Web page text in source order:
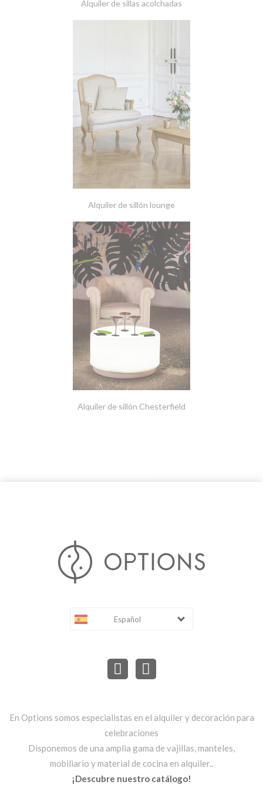
Alquiler de sillas acolchadas
Alquiler de sillón lounge
Alquiler de sillón Chesterfield
Español
En Options somos especialistas en el alquiler y decoración para
celebraciones
Disponemos de una amplia gama de vajillas, manteles,
mobiliario y material de cocina en alquiler..
¡Descubre nuestro catálogo!